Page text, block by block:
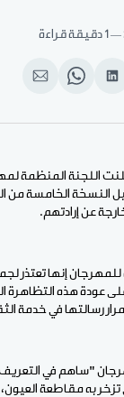
1 دقيقة قراءة
انشر
لينكد
Share
WhatsApp
انشر
الإيميل
اللجنة المنظمة
النسخة الخامسة من
عن إرادتهم.
إنها تعتذر
على عودة هذه
رسالتها في خدمة
"ساهم في التعريف
به مقاطعة العيون،